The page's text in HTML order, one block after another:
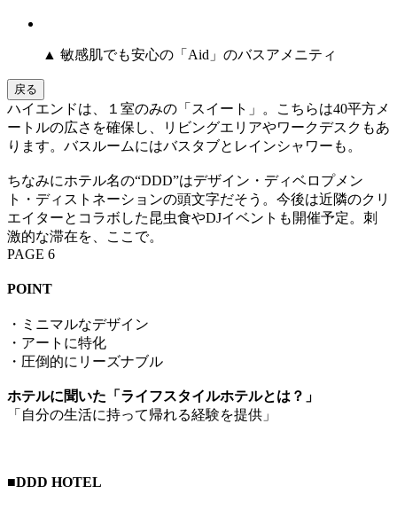
▲ 敏感肌でも安心の「Aid」のバスアメニティ
戻る
ハイエンドは、１室のみの「スイート」。こちらは40平方メ
ートルの広さを確保し、リビングエリアやワークデスクもあ
ります。バスルームにはバスタブとレインシャワーも。
ちなみにホテル名の“DDD”はデザイン・ディベロプメン
ト・ディストネーションの頭文字だそう。今後は近隣のクリ
エイターとコラボした昆虫食やDJイベントも開催予定。刺
激的な滞在を、ここで。
PAGE 6
POINT
・ミニマルなデザイン
・アートに特化
・圧倒的にリーズナブル
ホテルに聞いた「ライフスタイルホテルとは？」
「自分の生活に持って帰れる経験を提供」
■DDD HOTEL